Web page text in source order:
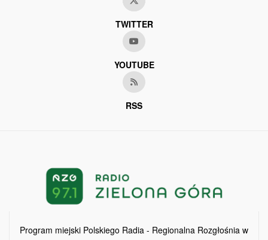
TWITTER
YOUTUBE
RSS
Program miejski Polskiego Radia - Regionalna Rozgłośnia w